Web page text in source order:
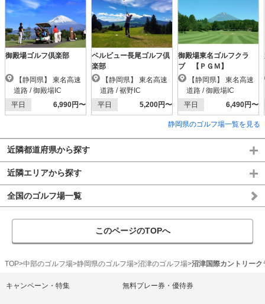
御殿場ゴルフ倶楽部
道路 / 御殿場IC
平日
6,990円〜
ベルビュー長尾ゴルフ倶
楽部
道路 / 裾野IC
平日
5,200円〜
御殿場東名ゴルフクラ
ブ 【ＰＧＭ】
道路 / 御殿場IC
平日
6,490円〜
静岡県のゴルフ場一覧を見る
近隣都道府県から探す
近隣エリアから探す
全国のゴルフ場一覧
このページのTOPへ
TOP 中部のゴルフ場 静岡県のゴルフ場 沼津のゴルフ場 沼津国際カントリーク
キャンペーン・特集 無料プレー券・優待券